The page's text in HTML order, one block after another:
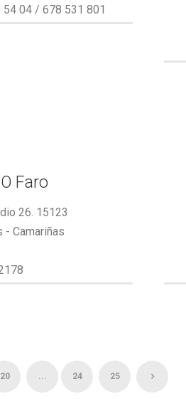
54 04 / 678 531 801
Faro
26. 15123
- Camariñas
20 ... 24 25